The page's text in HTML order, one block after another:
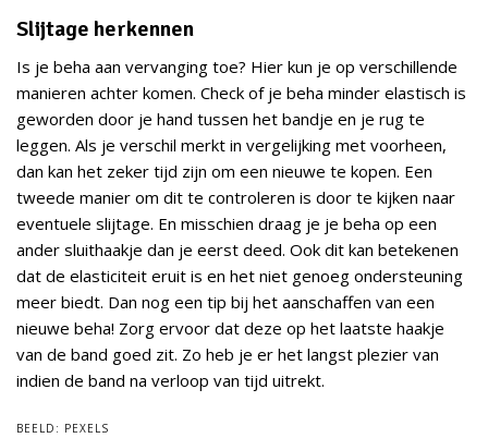
Slijtage herkennen
Is je beha aan vervanging toe? Hier kun je op verschillende
manieren achter komen. Check of je beha minder elastisch is
geworden door je hand tussen het bandje en je rug te
leggen. Als je verschil merkt in vergelijking met voorheen,
dan kan het zeker tijd zijn om een nieuwe te kopen. Een
tweede manier om dit te controleren is door te kijken naar
eventuele slijtage. En misschien draag je je beha op een
ander sluithaakje dan je eerst deed. Ook dit kan betekenen
dat de elasticiteit eruit is en het niet genoeg ondersteuning
meer biedt. Dan nog een tip bij het aanschaffen van een
nieuwe beha! Zorg ervoor dat deze op het laatste haakje
van de band goed zit. Zo heb je er het langst plezier van
indien de band na verloop van tijd uitrekt.
BEELD: PEXELS